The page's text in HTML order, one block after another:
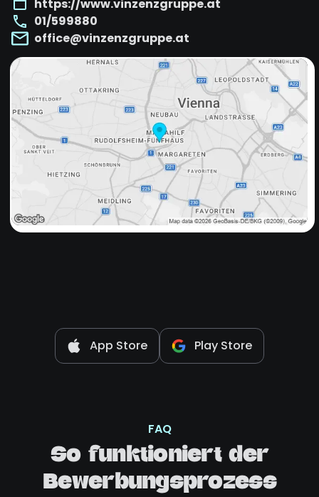
https://www.vinzenzgruppe.at
01/599880
office@vinzenzgruppe.at
App Store Play Store
FAQ
So funktioniert der
Bewerbungsprozess